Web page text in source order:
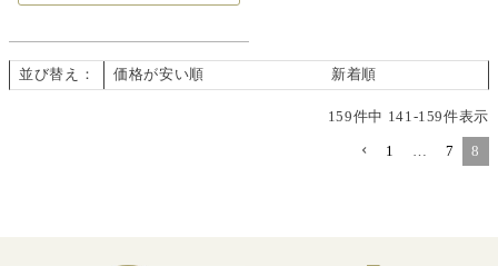
並び替え 価格が安い順 新着順
159件中 141 -159件表示
1 7 8